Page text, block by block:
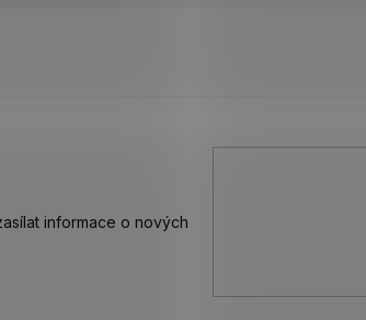
informace o nových